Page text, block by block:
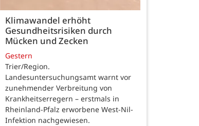
Klimawandel erhöht
Gesundheitsrisiken durch
Mücken und Zecken
Gestern
Trier/Region.
Landesuntersuchungsamt warnt vor
zunehmender Verbreitung von
Krankheitserregern – erstmals in
Rheinland-Pfalz erworbene West-Nil-
Infektion nachgewiesen.